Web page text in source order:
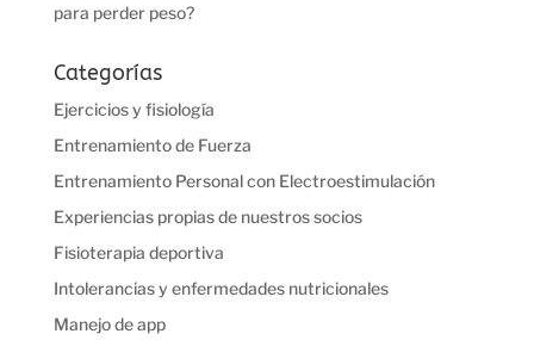
para perder peso?
Categorías
Ejercicios y fisiología
Entrenamiento de Fuerza
Entrenamiento Personal con Electroestimulación
Experiencias propias de nuestros socios
Fisioterapia deportiva
Intolerancias y enfermedades nutricionales
Manejo de app